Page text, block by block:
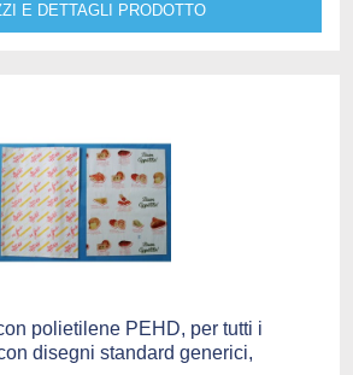
E DETTAGLI PRODOTTO
polietilene PEHD, per tutti i
disegni standard generici,